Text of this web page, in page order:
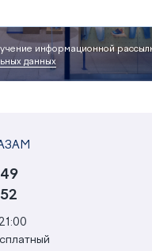
информационной
данных